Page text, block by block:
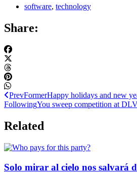
software, technology
Share:
PrevFormerHappy holidays and new
FollowingYou sweep competition at
Related
Solo mirar al cielo nos salvará